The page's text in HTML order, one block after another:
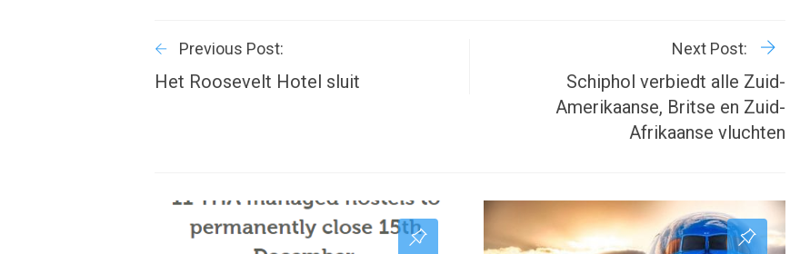
Previous Post:
Het Roosevelt Hotel sluit
Next Post:
Schiphol verbiedt alle Zuid-
Amerikaanse, Britse en Zuid-
Afrikaanse vluchten